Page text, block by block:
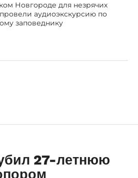
Новгороде для незрячих
аудиоэкскурсию по
заповеднику
27-летнюю